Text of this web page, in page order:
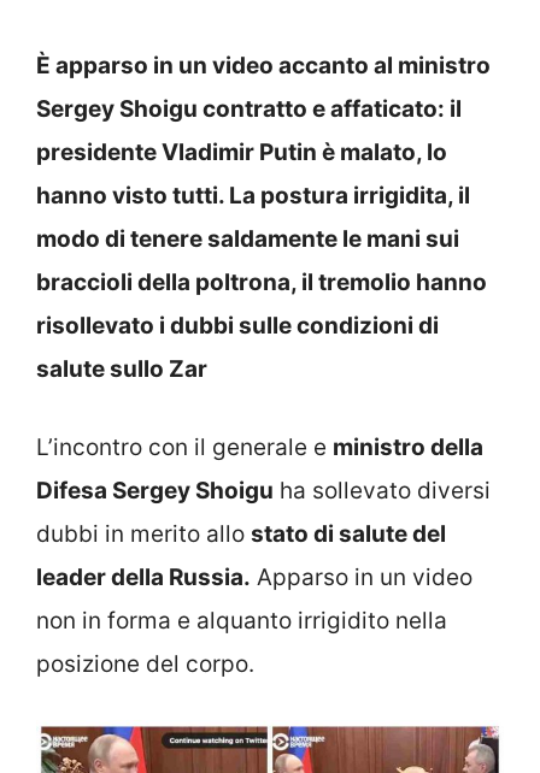
È apparso in un video accanto al ministro
Sergey Shoigu contratto e affaticato: il
presidente Vladimir Putin è malato, lo
hanno visto tutti. La postura irrigidita, il
modo di tenere saldamente le mani sui
braccioli della poltrona, il tremolio hanno
risollevato i dubbi sulle condizioni di
salute sullo Zar
L’incontro con il generale e ministro della
Difesa Sergey Shoigu ha sollevato diversi
dubbi in merito allo stato di salute del
leader della Russia. Apparso in un video
non in forma e alquanto irrigidito nella
posizione del corpo.